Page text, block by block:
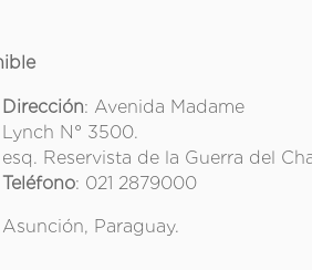
Dirección: Avenida Madame
Lynch N° 3500.
esq. Reservista de la Guerra del
Teléfono: 021 2879000
Asunción, Paraguay.